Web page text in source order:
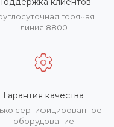
горячая
линия 8800
Гарантия качества
сертифицированное
оборудование